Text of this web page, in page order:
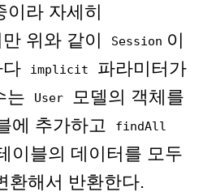
이라 자세히
위와 같이
Session 이
implicit
파라미터가
는 User
모델의 객체를
에 추가하고 findAll
이블의 데이터를 모두
환해서 반환한다.